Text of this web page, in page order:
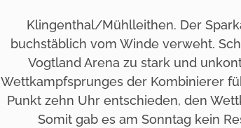
Klingenthal/Mühlleithen. Der
buchstäblich vom Winde verweht.
Vogtland Arena zu stark und
Wettkampfsprunges der Kombinierer
Punkt zehn Uhr entschieden, den
Somit gab es am Sonntag kein